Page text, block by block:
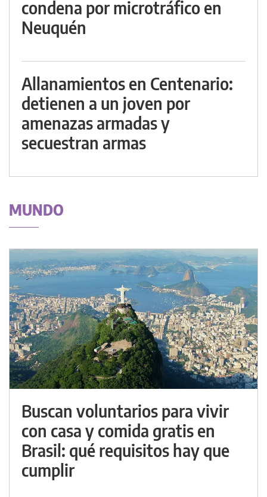
condena por microtráfico en
Neuquén
Allanamientos en Centenario:
detienen a un joven por
amenazas armadas y
secuestran armas
MUNDO
Buscan voluntarios para vivir
con casa y comida gratis en
Brasil: qué requisitos hay que
cumplir